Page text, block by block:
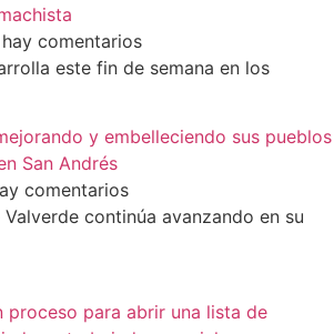
comentarios
este fin de semana en los
y embelleciendo sus pueblos
San Andrés
comentarios
continúa avanzando en su
proceso para abrir una lista de